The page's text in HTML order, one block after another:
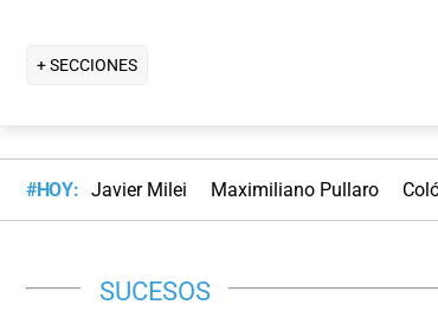
+ SECCIONES
#HOY: Javier Milei Maximiliano Pullaro
SUCESOS